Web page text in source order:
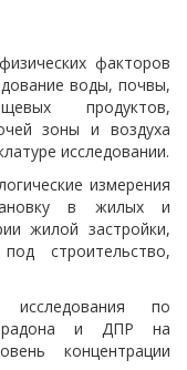
факторов
воды, почвы,
продуктов,
зоны и воздуха
исследовании.
измерения
в жилых и
жилой застройки,
строительство,
исследования по
радона и ДПР на
концентрации